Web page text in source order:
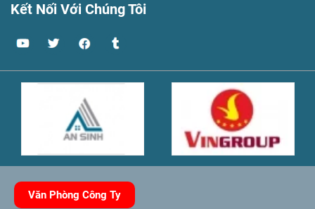
Kết Nối Với Chúng Tôi
Văn Phòng Công Ty